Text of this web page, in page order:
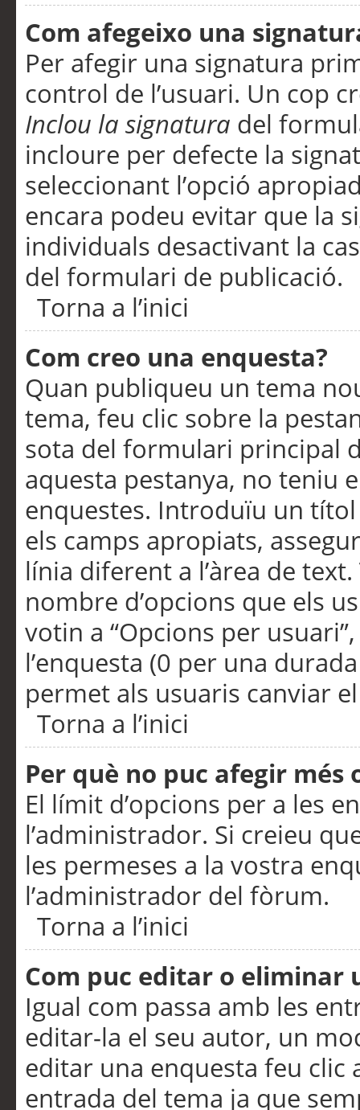
Com afegeixo una
Per afegir una signatura
control de l’usuari. Un cop
Inclou la signatura del
incloure per defecte la
seleccionant l’opció
encara podeu evitar que la
individuals desactivant la
del formulari de publicació.
Torna a l’inici
Com creo una enquesta?
Quan publiqueu un tema
tema, feu clic sobre la
sota del formulari principal
aquesta pestanya, no teniu
enquestes. Introduïu un
els camps apropiats,
línia diferent a l’àrea de
nombre d’opcions que els
votin a “Opcions per
l’enquesta (0 per una
permet als usuaris canviar
Torna a l’inici
Per què no puc afegir més
El límit d’opcions per a les
l’administrador. Si creieu
les permeses a la vostra
l’administrador del fòrum.
Torna a l’inici
Com puc editar o eliminar
Igual com passa amb les
editar-la el seu autor, un
editar una enquesta feu clic
entrada del tema ja que